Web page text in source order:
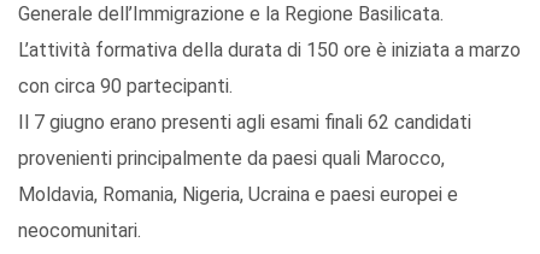
Generale dell’Immigrazione e la Regione Basilicata.
L’attività formativa della durata di 150 ore è iniziata a marzo
con circa 90 partecipanti.
Il 7 giugno erano presenti agli esami finali 62 candidati
provenienti principalmente da paesi quali Marocco,
Moldavia, Romania, Nigeria, Ucraina e paesi europei e
neocomunitari.